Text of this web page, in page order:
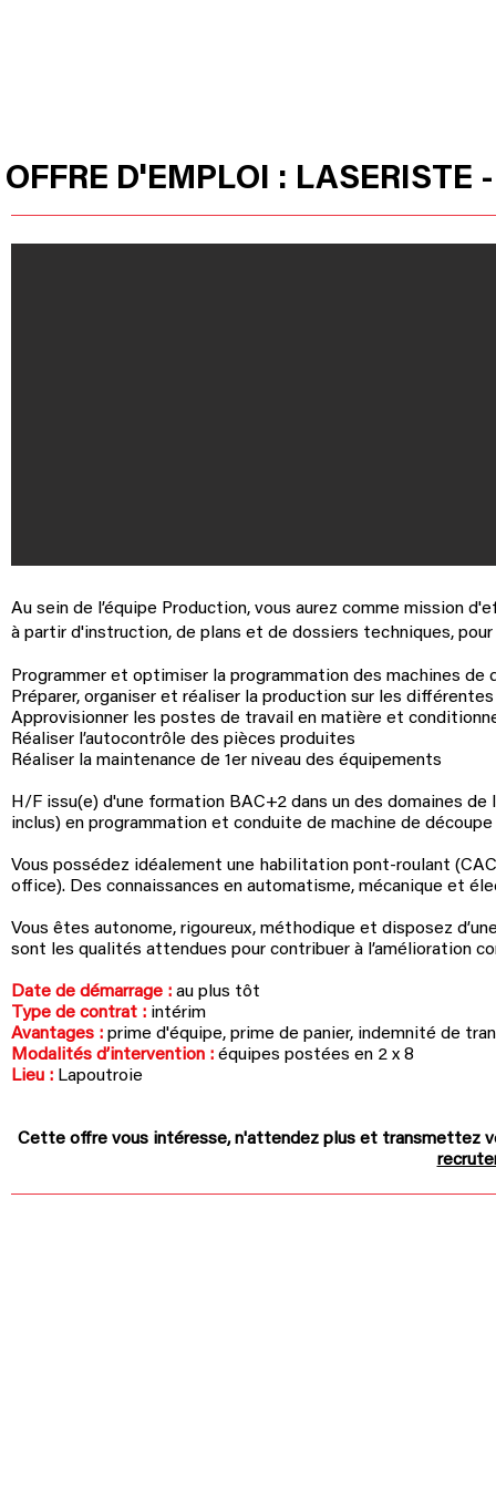
OFFRE D'EMPLOI : LASERISTE
Au sein de l’équipe Production, vous aurez comme mission
à partir d'instruction, de plans et de dossiers techniques,
Programmer et optimiser la programmation des machines de
Préparer, organiser et réaliser la production sur les
Approvisionner les postes de travail en matière et
Réaliser l’autocontrôle des pièces produites
Réaliser la maintenance de 1er niveau des équipements
H/F issu(e) d'une formation BAC+2 dans un des domaines
inclus) en programmation et conduite de machine de découpe
Vous possédez idéalement une habilitation pont-roulant
office). Des connaissances en automatisme, mécanique et
Vous êtes autonome, rigoureux, méthodique et disposez
sont les qualités attendues pour contribuer à l’amélioration
Date de démarrage : au plus tôt
Type de contrat : intérim
Avantages : prime d'équipe, prime de panier, indemnité de
Modalités d’intervention : équipes postées en 2 x 8
Lieu : Lapoutroie
Cette offre vous intéresse, n'attendez plus et transmettez